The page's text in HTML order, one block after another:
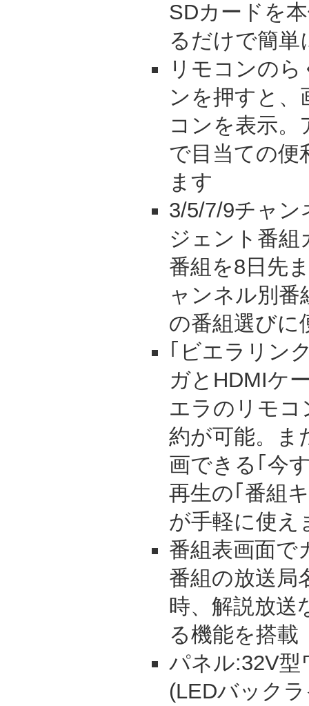
SDカードを
るだけで簡単
リモコンの
ンを押すと、
コンを表示
で目当ての便
ます
3/5/7/9チャン
ジェント番組
番組を8日先
ャンネル別番
の番組選びに
｢ビエラリン
ガとHDMIケ
エラのリモコ
約が可能。ま
画できる｢今
再生の｢番組
が手軽に使え
番組表画面で
番組の放送局
時、解説放送
る機能を搭載
パネル:32V
(LEDバック